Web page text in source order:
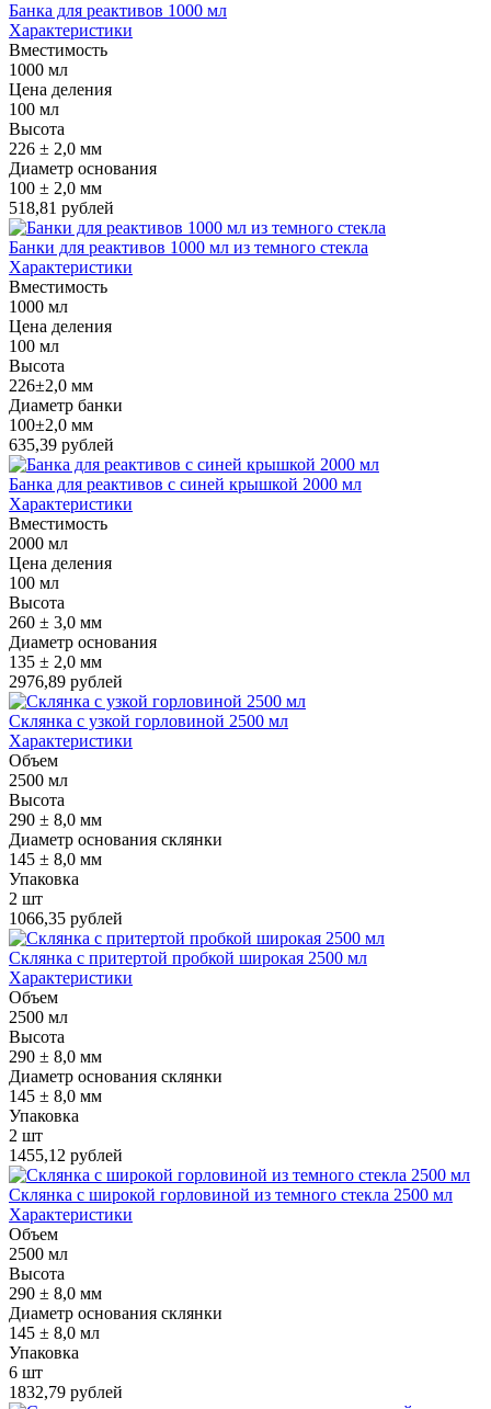
Банка для реактивов 1000 мл
Характеристики
Вместимость
1000 мл
Цена деления
100 мл
Высота
226 ± 2,0 мм
Диаметр основания
100 ± 2,0 мм
518,81 рублей
Банки для реактивов 1000 мл из темного стекла
Характеристики
Вместимость
1000 мл
Цена деления
100 мл
Высота
226±2,0 мм
Диаметр банки
100±2,0 мм
635,39 рублей
Банка для реактивов с синей крышкой 2000 мл
Характеристики
Вместимость
2000 мл
Цена деления
100 мл
Высота
260 ± 3,0 мм
Диаметр основания
135 ± 2,0 мм
2976,89 рублей
Склянка с узкой горловиной 2500 мл
Характеристики
Объем
2500 мл
Высота
290 ± 8,0 мм
Диаметр основания склянки
145 ± 8,0 мм
Упаковка
2 шт
1066,35 рублей
Склянка с притертой пробкой широкая 2500 мл
Характеристики
Объем
2500 мл
Высота
290 ± 8,0 мм
Диаметр основания склянки
145 ± 8,0 мм
Упаковка
2 шт
1455,12 рублей
Склянка с широкой горловиной из темного стекла 2500 мл
Характеристики
Объем
2500 мл
Высота
290 ± 8,0 мм
Диаметр основания склянки
145 ± 8,0 мл
Упаковка
6 шт
1832,79 рублей